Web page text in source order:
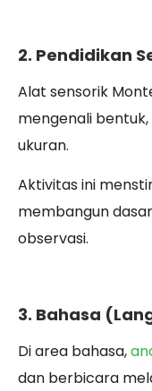
2. Pendidikan
Alat sensorik
mengenali
ukuran.
Aktivitas ini
membangun
observasi.
3. Bahasa
Di area bahasa,
dan berbicara